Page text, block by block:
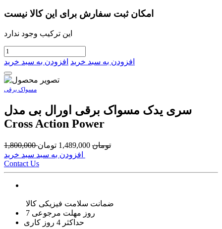
امکان ثبت سفارش برای این کالا نیست
این ترکیب وجود ندارد
افزودن به سبد خرید افزودن به سبد خرید
مسواک برقی
سری یدک مسواک برقی اورال بی مدل
Cross Action Power
1,800,000 تومان 1,489,000 تومان
Contact Us
ضمانت سلامت فیزیکی کالا
7 روز مهلت مرجوعی
حداکثر 4 روز کاری